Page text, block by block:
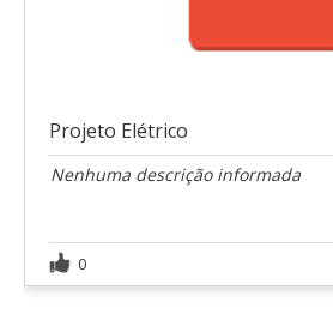
Projeto Elétrico
Nenhuma descrição informada
0